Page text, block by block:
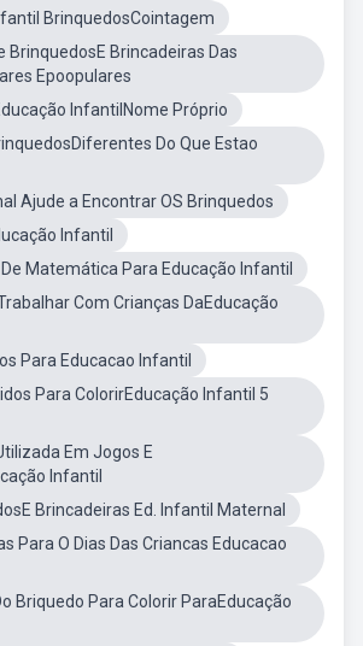
BrinquedosCointagem
BrinquedosE Brincadeiras Das
Epoopulares
InfantilNome Próprio
Do Que Estao
Ajude a Encontrar OS Brinquedos
Infantil
Matemática Para Educação Infantil
Com Crianças DaEducação
Para Educacao Infantil
Para ColorirEducação Infantil 5
Em Jogos E
Infantil
Brincadeiras Ed. Infantil Maternal
Para O Dias Das Criancas Educacao
Briquedo Para Colorir ParaEducação